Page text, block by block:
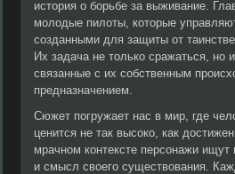
история о борьбе за выживание.
молодые пилоты, которые
созданными для защиты от
Их задача не только сражаться, но
связанные с их собственным
предназначением.
Сюжет погружает нас в мир, где
ценится не так высоко, как
мрачном контексте персонажи ищут
и смысл своего существования.